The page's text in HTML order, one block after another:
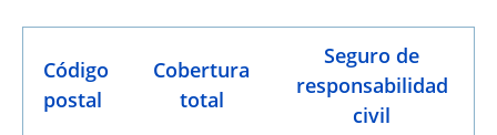
Código
postal
Cobertura
total
Seguro de
responsabilidad
civil